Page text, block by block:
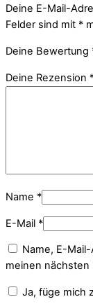
Deine E-Mail-
Felder sind mit *
Deine Bewertung
Deine Rezension
Name *
E-Mail *
Name, E-
meinen nächsten
Ja, füge mich